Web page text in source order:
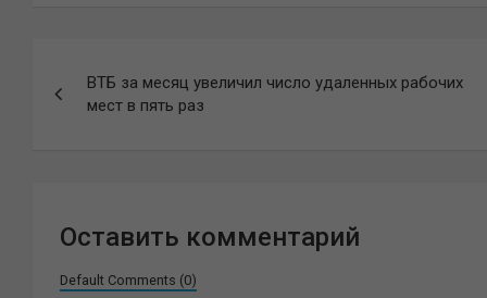
по
ВТБ за месяц увеличил число удаленных рабочих
мест в пять раз
Оставить комментарий
Default Comments (0)